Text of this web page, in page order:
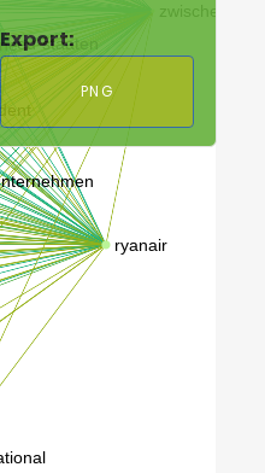
Export:
PNG